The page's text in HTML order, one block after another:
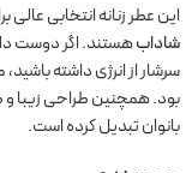
این عطر زنانه انتخابی
شادابهستند. اگر دوست
سرشار از انرژی داشته
بود. همچنین طراحی زیبا و
بانوان تبدیل کرده است.